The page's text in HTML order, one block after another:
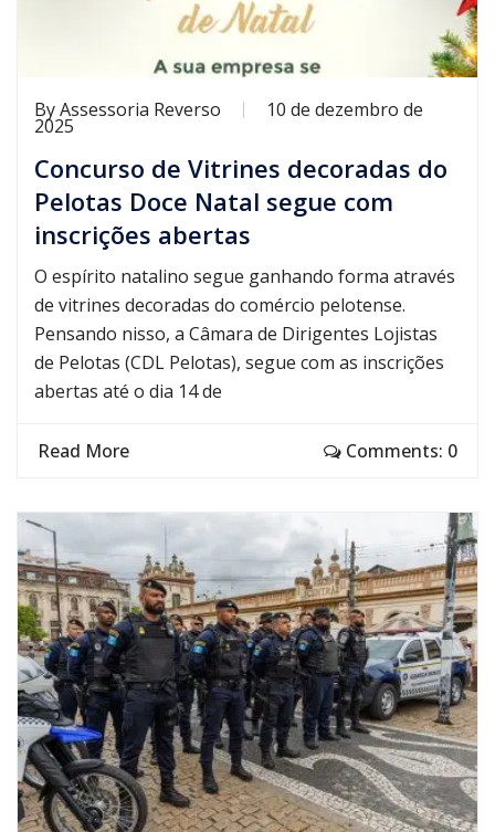
ByAssessoria Reverso 10 de dezembro de
2025
Concurso de Vitrines decoradas do
Pelotas Doce Natal segue com
inscrições abertas
O espírito natalino segue ganhando forma através
de vitrines decoradas do comércio pelotense.
Pensando nisso, a Câmara de Dirigentes Lojistas
de Pelotas (CDL Pelotas), segue com as inscrições
abertas até o dia 14 de
Read More Comments: 0